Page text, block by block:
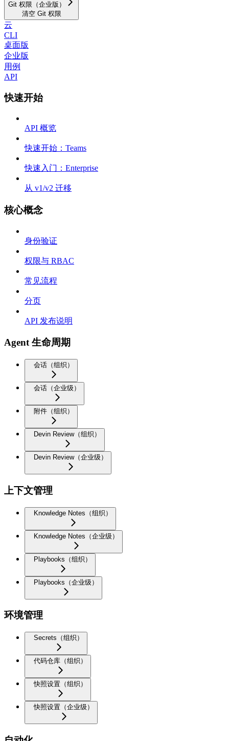
Git 权限（企业版）
清空 Git 权限
云
CLI
桌面版
企业版
用例
API
快速开始
API 概览
快速开始：Teams
快速入门：Enterprise
从 v1/v2 迁移
核心概念
身份验证
权限与 RBAC
常见流程
分页
API 发布说明
Agent 生命周期
会话（组织）
会话（企业级）
附件（组织）
Devin Review（组织）
Devin Review（企业级）
上下文管理
Knowledge Notes（组织）
Knowledge Notes（企业级）
Playbooks（组织）
Playbooks（企业级）
环境管理
Secrets（组织）
代码仓库（组织）
快照设置（组织）
快照设置（企业级）